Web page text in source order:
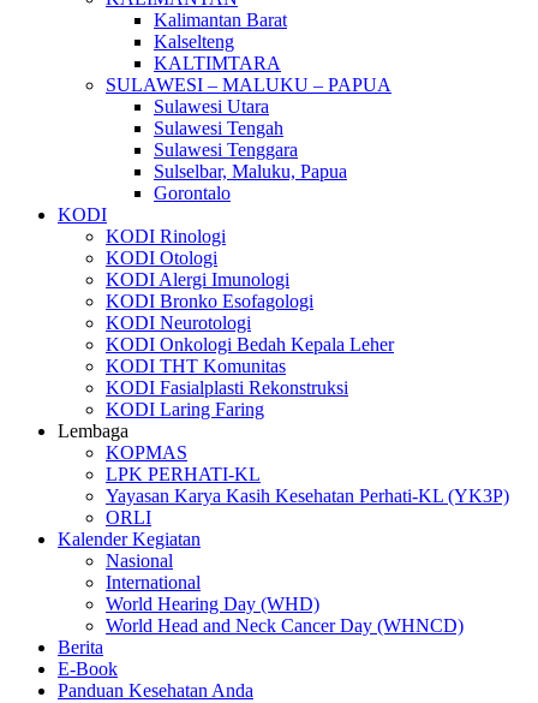
Kalimantan Barat
Kalselteng
KALTIMTARA
SULAWESI – MALUKU – PAPUA
Sulawesi Utara
Sulawesi Tengah
Sulawesi Tenggara
Sulselbar, Maluku, Papua
Gorontalo
KODI
KODI Rinologi
KODI Otologi
KODI Alergi Imunologi
KODI Bronko Esofagologi
KODI Neurotologi
KODI Onkologi Bedah Kepala Leher
KODI THT Komunitas
KODI Fasialplasti Rekonstruksi
KODI Laring Faring
Lembaga
KOPMAS
LPK PERHATI-KL
Yayasan Karya Kasih Kesehatan Perhati-KL (YK3P)
ORLI
Kalender Kegiatan
Nasional
International
World Hearing Day (WHD)
World Head and Neck Cancer Day (WHNCD)
Berita
E-Book
Panduan Kesehatan Anda